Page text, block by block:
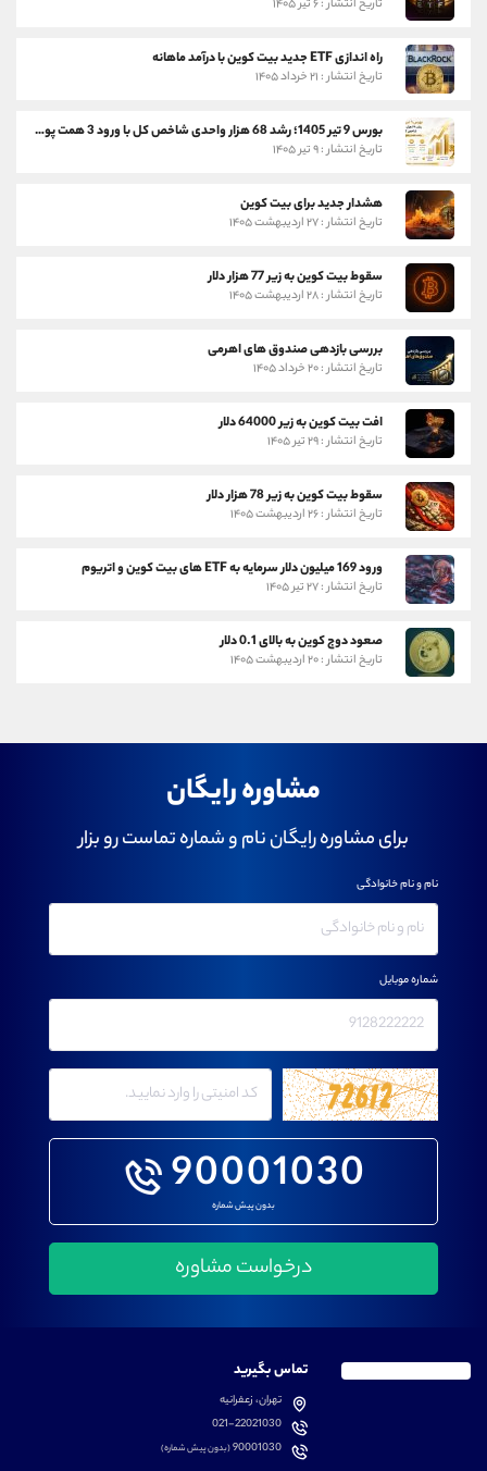
تاریخ انتشار : ۶ تیر ۱۴۰۵
راه اندازی ETF جدید بیت کوین با درآمد ماهانه
تاریخ انتشار : ۲۱ خرداد ۱۴۰۵
بورس 9 تیر 1405؛ رشد 68 هزار واحدی شاخص کل با ورود 3 همت پول حقیقی
تاریخ انتشار : ۹ تیر ۱۴۰۵
هشدار جدید برای بیت کوین
تاریخ انتشار : ۲۷ اردیبهشت ۱۴۰۵
سقوط بیت کوین به زیر 77 هزار دلار
تاریخ انتشار : ۲۸ اردیبهشت ۱۴۰۵
بررسی بازدهی صندوق های اهرمی
تاریخ انتشار : ۲۰ خرداد ۱۴۰۵
افت بیت کوین به زیر 64000 دلار
تاریخ انتشار : ۲۹ تیر ۱۴۰۵
سقوط بیت کوین به زیر 78 هزار دلار
تاریخ انتشار : ۲۶ اردیبهشت ۱۴۰۵
ورود 169 میلیون دلار سرمایه به ETF های بیت کوین و اتریوم
تاریخ انتشار : ۲۷ تیر ۱۴۰۵
صعود دوج کوین به بالای 0.1 دلار
تاریخ انتشار : ۲۰ اردیبهشت ۱۴۰۵
مشاوره رایگان
برای مشاوره رایگان نام و شماره تماست رو بزار
90001030
بدون پیش شماره
نام و نام خانوادگی
شماره موبایل
تماس بگیرید
تهران، زعفرانیه
021-22021030
90001030(بدون پیش شماره)